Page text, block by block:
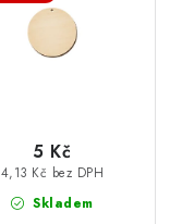
Skladem
4,13 Kč bez DPH
5 Kč